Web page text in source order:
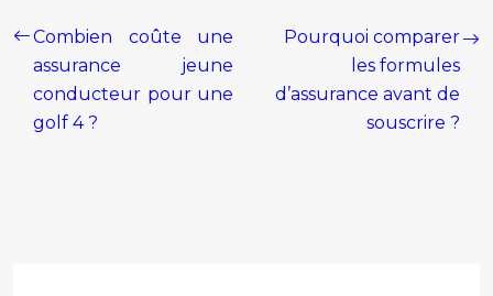
Combien coûte une
assurance jeune
conducteur pour une
golf 4 ?
Pourquoi comparer
les formules
d’assurance avant de
souscrire ?